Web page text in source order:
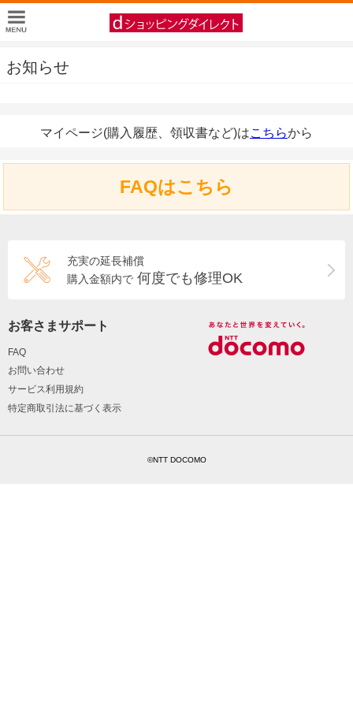
お知らせ
マイページ(購入履歴、領収書など)はこちらから
FAQはこちら
充実の延長補償
購入金額内で 何度でも修理OK
お客さまサポート
FAQ
お問い合わせ
サービス利用規約
特定商取引法に基づく表示
©NTT DOCOMO